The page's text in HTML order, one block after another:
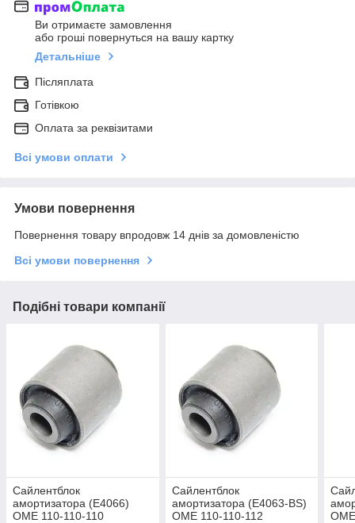
Ви отримаєте замовлення
або гроші повернуться на вашу картку
Детальніше
Післяплата
Готівкою
Оплата за реквізитами
Всі умови оплати
Умови повернення
Повернення товару впродовж 14 днів за домовленістю
Всі умови повернення
Подібні товари компанії
Сайлентблок
амортизатора (Е4066)
OME 110-110-110
Сайлентблок
амортизатора (Е4063-BS)
OME 110-110-112